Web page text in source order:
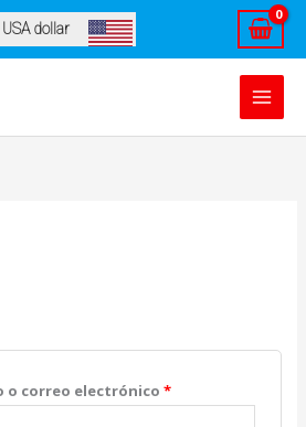
USA dollar
o correo electrónico*Obligatorio